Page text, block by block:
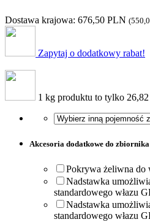
Dostawa krajowa: 676,50 PLN (
Zapytaj o dodatkowy rabat!
1 kg produktu to tylko
Akcesoria dodatkowe do zbiornika
Pokrywa żeliwna do
Nadstawka
standardowego włazu
Nadstawka
standardowego włazu